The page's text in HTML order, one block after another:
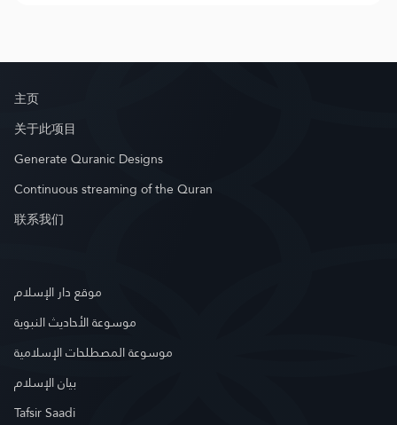
主页
关于此项目
Generate Quranic Designs
Continuous streaming of the Quran
联系我们
موقع دار الإسلام
موسوعة الأحاديث النبوية
موسوعة المصطلحات الإسلامية
بيان الإسلام
Tafsir Saadi